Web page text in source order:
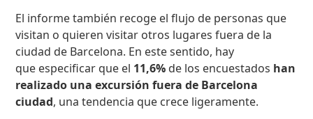
El informe también recoge el flujo de personas que
visitan o quieren visitar otros lugares fuera de la
ciudad de Barcelona. En este sentido, hay
que especificar que el 11,6% de los encuestados han
realizado una excursión fuera de Barcelona
ciudad, una tendencia que crece ligeramente.